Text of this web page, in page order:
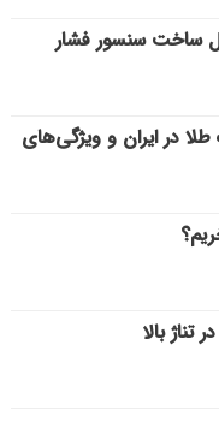
ساخت سنسور فشار
در ایران و ویژگی‌های
بالا